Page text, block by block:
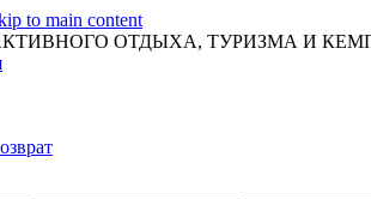
to main content
ОТДЫХА, ТУРИЗМА И